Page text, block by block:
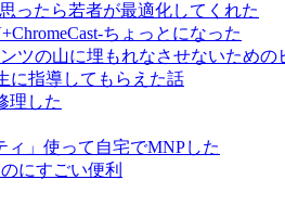
ったら若者が最適化してくれた
ちょっとになった
ツの山に埋もれなさせないための
に指導してもらえた話
理した
ィ」使って自宅でMNPした
にすごい便利